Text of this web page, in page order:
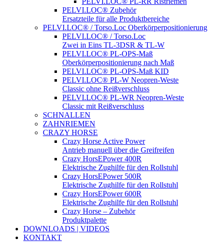
PELVI.LOC® Zubehör
Ersatzteile für alle Produktbereiche
PELVI.LOC® / Torso.Loc Oberkörperpositionierung
PELVI.LOC® / Torso.Loc
Zwei in Eins TL-3DSR & TL-W
PELVI.LOC® PL-OPS-Maß
Oberkörperpositionierung nach Maß
PELVI.LOC® PL-OPS-Maß KID
PELVI.LOC® PL-W Neopren-Weste
Classic ohne Reißverschluss
PELVI.LOC® PL-WR Neopren-Weste
Classic mit Reißverschluss
SCHNALLEN
ZAHNRIEMEN
CRAZY HORSE
Crazy Horse Active Power
Antrieb manuell über die Greifreifen
Crazy HorsEPower 400R
Elektrische Zughilfe für den Rollstuhl
Crazy HorsEPower 500R
Elektrische Zughilfe für den Rollstuhl
Crazy HorsEPower 600R
Elektrische Zughilfe für den Rollstuhl
Crazy Horse – Zubehör
Produktpalette
DOWNLOADS | VIDEOS
KONTAKT